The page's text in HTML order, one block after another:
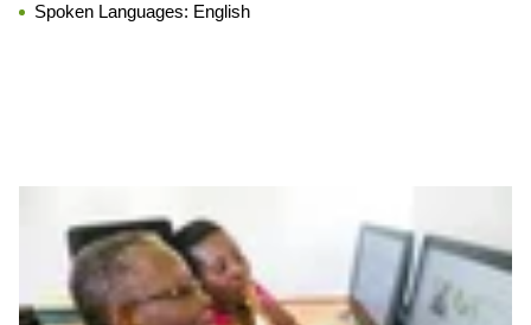
Spoken Languages: English